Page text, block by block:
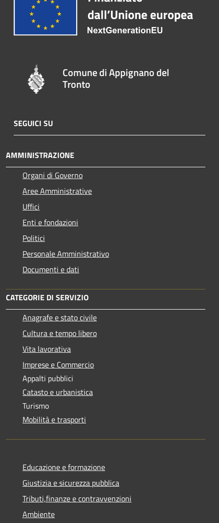
Comune di Appignano del
Tronto
SEGUICI SU
AMMINISTRAZIONE
Organi di Governo
Aree Amministrative
Uffici
Enti e fondazioni
Politici
Personale Amministrativo
Documenti e dati
CATEGORIE DI SERVIZIO
Anagrafe e stato civile
Cultura e tempo libero
Vita lavorativa
Imprese e Commercio
Appalti pubblici
Catasto e urbanistica
Turismo
Mobilità e trasporti
Educazione e formazione
Giustizia e sicurezza pubblica
Tributi,finanze e contravvenzioni
Ambiente